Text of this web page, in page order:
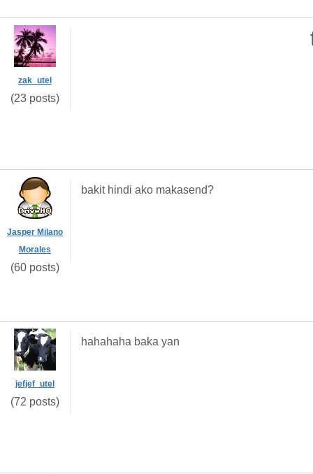
zak_utel
(23 posts)
Jasper Milano
Morales
(60 posts)
bakit hindi ako makasend?
jefjef_utel
(72 posts)
hahahaha baka yan